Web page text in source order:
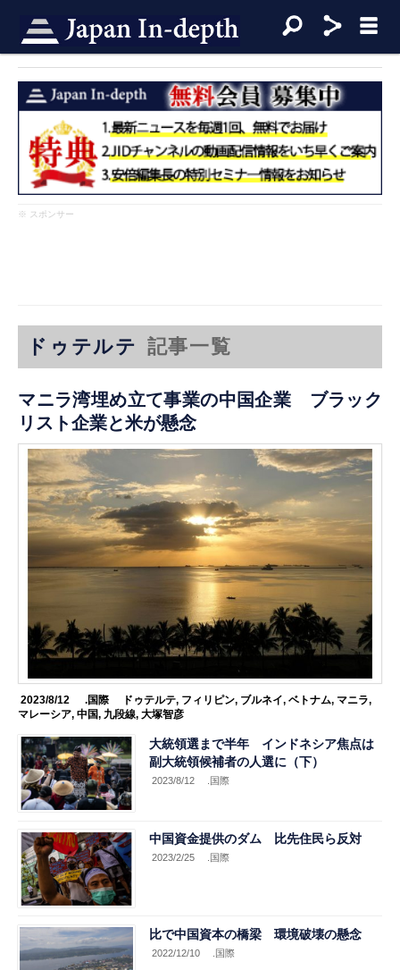
※ スポンサー
ドゥテルテ 記事一覧
マニラ湾埋め立て事業の中国企業 ブラック
リスト企業と米が懸念
2023/8/12 .国際 ドゥテルテ, フィリピン, ブルネイ, ベトナム, マニラ,
マレーシア,中国, 九段線,大塚智彦
大統領選まで半年 インドネシア焦点は
副大統領候補者の人選に（下）
2023/8/12 .国際
中国資金提供のダム 比先住民ら反対
2023/2/25 .国際
比で中国資本の橋梁 環境破壊の懸念
2022/12/10 .国際